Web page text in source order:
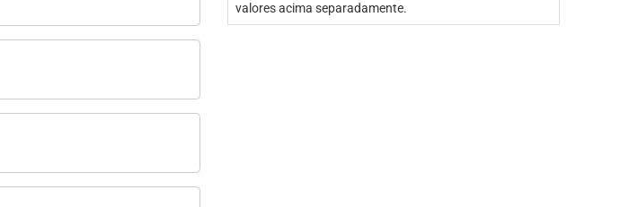
valores acima separadamente.